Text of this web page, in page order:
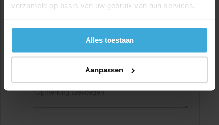
verzameld op basis van uw gebruik van hun services.
Alles toestaan
Aanpassen
Materiaalkosten
Alle bedragen zijn excl. 21% BTW